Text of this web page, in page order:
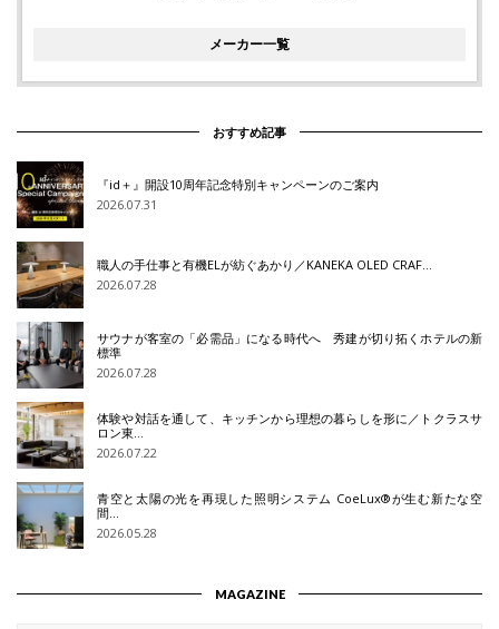
メーカー一覧
おすすめ記事
『id＋』開設10周年記念特別キャンペーンのご案内
2026.07.31
職人の手仕事と有機ELが紡ぐあかり／KANEKA OLED CRAF…
2026.07.28
サウナが客室の「必需品」になる時代へ 秀建が切り拓くホテルの新
標準
2026.07.28
体験や対話を通して、キッチンから理想の暮らしを形に／トクラスサ
ロン東…
2026.07.22
青空と太陽の光を再現した照明システム CoeLux®が生む新たな空
間…
2026.05.28
MAGAZINE